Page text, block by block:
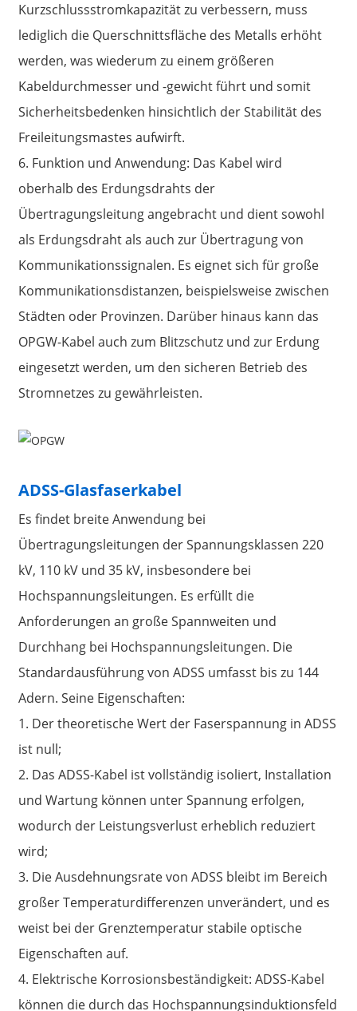
Kurzschlussstromkapazität zu verbessern, muss
lediglich die Querschnittsfläche des Metalls erhöht
werden, was wiederum zu einem größeren
Kabeldurchmesser und -gewicht führt und somit
Sicherheitsbedenken hinsichtlich der Stabilität des
Freileitungsmastes aufwirft.
6. Funktion und Anwendung: Das Kabel wird
oberhalb des Erdungsdrahts der
Übertragungsleitung angebracht und dient sowohl
als Erdungsdraht als auch zur Übertragung von
Kommunikationssignalen. Es eignet sich für große
Kommunikationsdistanzen, beispielsweise zwischen
Städten oder Provinzen. Darüber hinaus kann das
OPGW-Kabel auch zum Blitzschutz und zur Erdung
eingesetzt werden, um den sicheren Betrieb des
Stromnetzes zu gewährleisten.
ADSS-Glasfaserkabel
Es findet breite Anwendung bei
Übertragungsleitungen der Spannungsklassen 220
kV, 110 kV und 35 kV, insbesondere bei
Hochspannungsleitungen. Es erfüllt die
Anforderungen an große Spannweiten und
Durchhang bei Hochspannungsleitungen. Die
Standardausführung von ADSS umfasst bis zu 144
Adern. Seine Eigenschaften:
1. Der theoretische Wert der Faserspannung in ADSS
ist null;
2. Das ADSS-Kabel ist vollständig isoliert, Installation
und Wartung können unter Spannung erfolgen,
wodurch der Leistungsverlust erheblich reduziert
wird;
3. Die Ausdehnungsrate von ADSS bleibt im Bereich
großer Temperaturdifferenzen unverändert, und es
weist bei der Grenztemperatur stabile optische
Eigenschaften auf.
4. Elektrische Korrosionsbeständigkeit: ADSS-Kabel
können die durch das Hochspannungsinduktionsfeld